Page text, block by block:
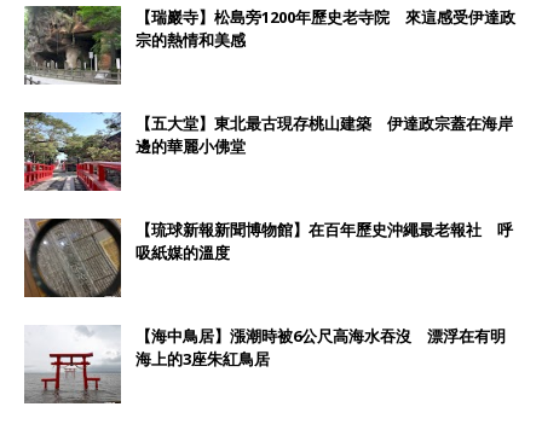
【瑞巖寺】松島旁1200年歷史老寺院 來這感受伊達政
宗的熱情和美感
【五大堂】東北最古現存桃山建築 伊達政宗蓋在海岸
邊的華麗小佛堂
【琉球新報新聞博物館】在百年歷史沖繩最老報社 呼
吸紙媒的溫度
【海中鳥居】漲潮時被6公尺高海水吞沒 漂浮在有明
海上的3座朱紅鳥居